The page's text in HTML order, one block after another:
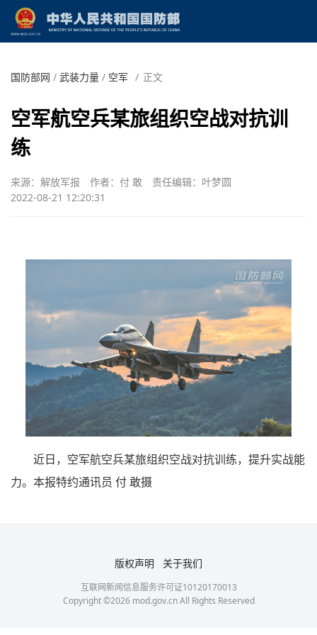
国防部网 / 武装力量 / 空军 / 正文
空军航空兵某旅组织空战对抗训
练
来源：解放军报 作者：付 敢
责任编辑：叶梦圆
2022-08-21 12:20:31
近日，空军航空兵某旅组织空战对抗训练，提升实战能
力。本报特约通讯员 付 敢摄
版权声明 关于我们
互联网新闻信息服务许可证10120170013
Copyright ©2026mod.gov.cn All Rights Reserved